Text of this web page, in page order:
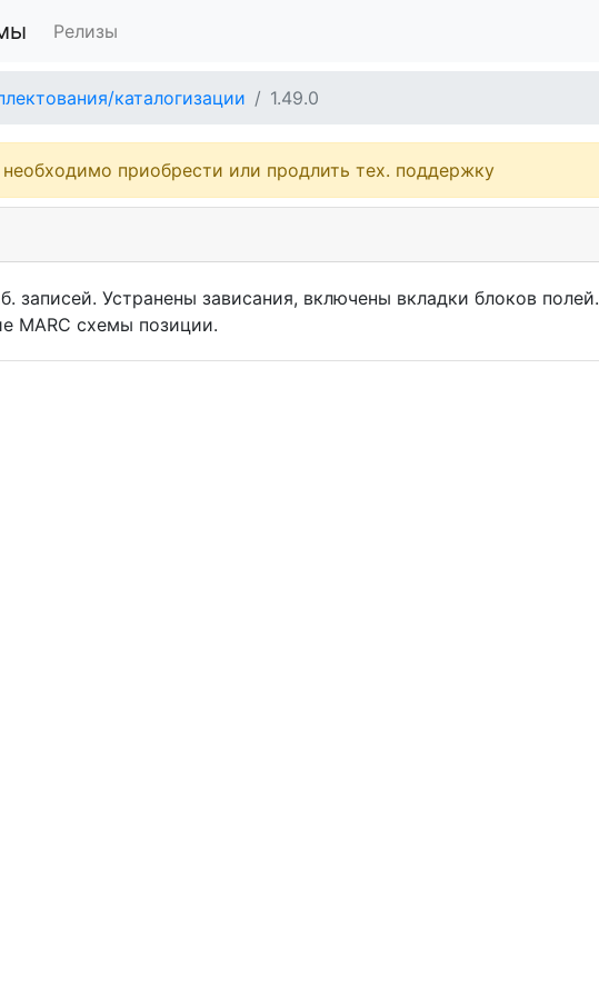
Релизы
каталогизации 1.49.0
приобрести или продлить тех. поддержку
записей. Устранены зависания, включены вкладки блоков полей.
MARC схемы позиции.